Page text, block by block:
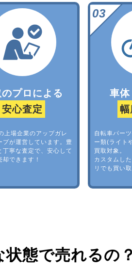
のプロによる
安心査定
上場企業のアップガレ
プが運営しています。豊
丁寧な査定で、安心して
却できます！
車体
幅
自転車パー
ー類(ライト
買取対象。
カスタムし
リでも買い
状態で売れるの？